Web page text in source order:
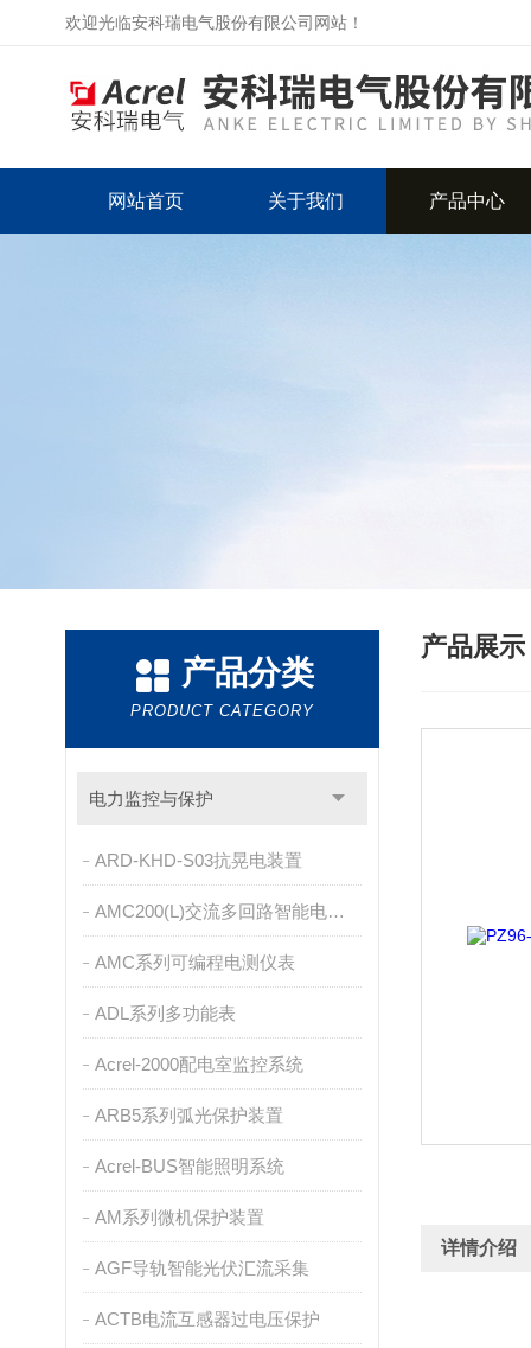
欢迎光临安科瑞电气股份有限公司网站！
网站首页 关于我们 产品中心
产品分类
PRODUCT CATEGORY
电力监控与保护
ARD-KHD-S03抗晃电装置
AMC200(L)交流多回路智能电量采集监控装置
AMC系列可编程电测仪表
ADL系列多功能表
Acrel-2000配电室监控系统
ARB5系列弧光保护装置
Acrel-BUS智能照明系统
AM系列微机保护装置
AGF导轨智能光伏汇流采集
ACTB电流互感器过电压保护
产品展示
详情介绍